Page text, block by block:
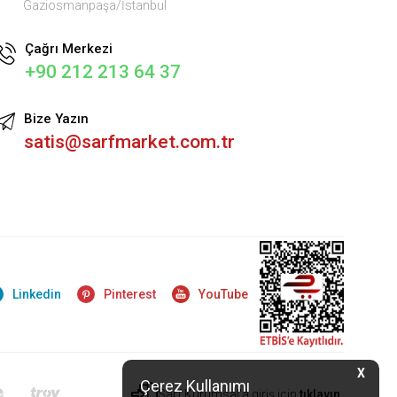
X
Çerez Kullanımı
Gaziosmanpaşa/İstanbul
Çağrı Merkezi
+90 212 213 64 37
Bize Yazın
satis@sarfmarket.com.tr
Linkedin Pinterest YouTube
Sarf Kurumsal'a giriş için tıklayın.